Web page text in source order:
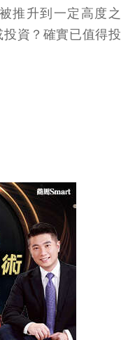
推升到一定高度之
資？確實已值得投